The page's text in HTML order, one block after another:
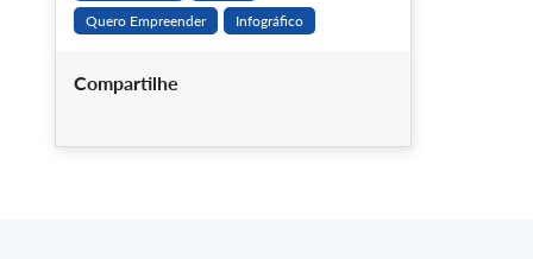
Quero Empreender
Infográfico
Compartilhe